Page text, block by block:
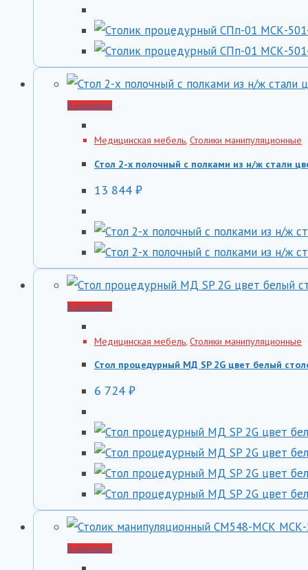
В корзину
Медицинская мебель, Столики манипуляционные
Стол 2-х полочный с полками из н/ж стали
13 844 ₽
В корзину
Медицинская мебель Столики манипуляционные
Стол процедурный МД SP 2G цвет белый
6 724 ₽
В корзину